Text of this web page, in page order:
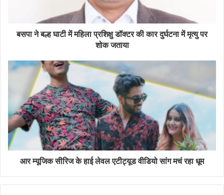
बसपा ने बल्ह घाटी में महिला प्रशिक्षु डॉक्टर की कार दुर्घटना में मृत्यु पर
शोक जताया
आर म्यूजिक सीरिज के हाई लेवल एटीट्यूड वीडियो सांग मचं रहा धूम